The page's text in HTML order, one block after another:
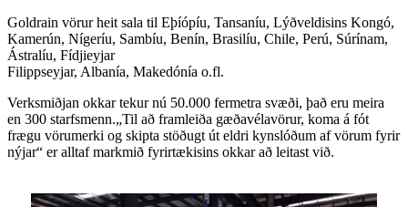
Goldrain vörur heit sala til Eþíópíu, Tansaníu, Lýðveldisins Kongó,
Kamerún, Nígeríu, Sambíu, Benín, Brasilíu, Chile, Perú, Súrínam,
Ástralíu, Fídjieyjar
Filippseyjar, Albanía, Makedónía o.fl.
Verksmiðjan okkar tekur nú 50.000 fermetra svæði, það eru meira
en 300 starfsmenn.„Til að framleiða gæðavélavörur, koma á fót
frægu vörumerki og skipta stöðugt út eldri kynslóðum af vörum fyrir
nýjar“ er alltaf markmið fyrirtækisins okkar að leitast við.